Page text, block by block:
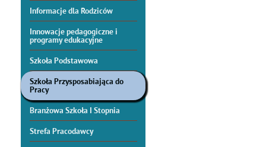
Informacje dla Rodziców
Innowacje pedagogiczne i
programy edukacyjne
Szkoła Podstawowa
Szkoła Przysposabiająca do
Pracy
Branżowa Szkoła I Stopnia
Strefa Pracodawcy